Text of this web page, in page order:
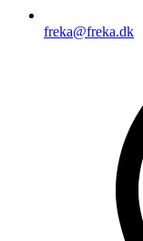
freka@freka.dk